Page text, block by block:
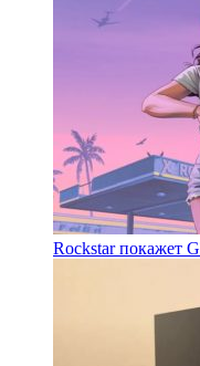
Rockstar покажет